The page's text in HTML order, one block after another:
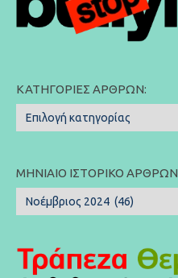
ΚΑΤΗΓΟΡΊΕΣ ΆΡΘΡΩΝ:
Κατηγορίες
Άρθρων:
ΜΗΝΙΑΊΟ ΙΣΤΟΡΙΚΌ ΆΡΘΡΩΝ
Μηνιαίο
Ιστορικό